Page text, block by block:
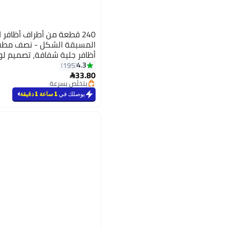
8
240 قطعة من أطراف
المسبقة الشكل - نصف
أظافر جلية شفافة، تصميم
مجموعة تمديد أظافر
4.3
195
33.80
بتخلّص بسرعة
تم بيع +340 مؤخرًا
بتخلّص بسرعة
يوصلك في 1 ساعة 1 دقيقة